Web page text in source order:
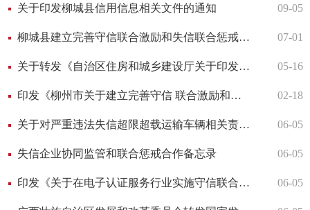
关于印发柳城县信用信息相关文件的通知 09-05
柳城县建立完善守信联合激励和失信联合惩戒制度实施方案 07-01
关于转发《自治区住房和城乡建设厅关于印发广西壮族自治区建筑业企业诚信综合评价办法（试行）的通知》的通知 05-16
印发《柳州市关于建立完善守信 联合激励和失信联合惩戒制度实施方案》的通知 02-18
关于对严重违法失信超限超载运输车辆相关责任主体实施联合惩戒的合作备忘录 06-05
失信企业协同监管和联合惩戒合作备忘录 06-05
印发《关于在电子认证服务行业实施守信联合激励和失信联合惩戒的合作备忘录》的通知 06-05